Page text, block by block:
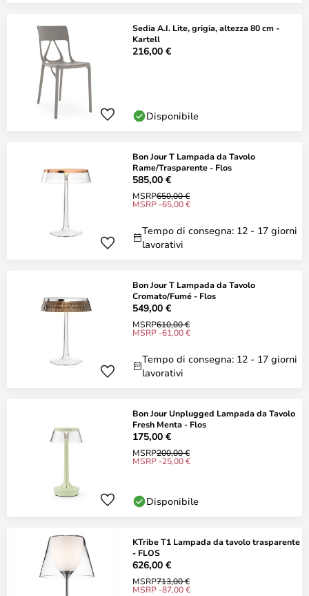
Sedia A.I. Lite, grigia, altezza 80 cm -
Kartell
216,00 €
Disponibile
Bon Jour T Lampada da Tavolo
Rame/Trasparente - Flos
585,00 €
MSRP650,00 €
MSRP -65,00 €
Tempo di consegna: 12 - 17 giorni
lavorativi
Bon Jour T Lampada da Tavolo
Cromato/Fumé - Flos
549,00 €
MSRP610,00 €
MSRP -61,00 €
Tempo di consegna: 12 - 17 giorni
lavorativi
Bon Jour Unplugged Lampada da Tavolo
Fresh Menta - Flos
175,00 €
MSRP200,00 €
MSRP -25,00 €
Disponibile
KTribe T1 Lampada da tavolo trasparente
- FLOS
626,00 €
MSRP713,00 €
MSRP -87,00 €